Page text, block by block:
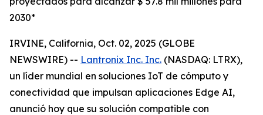
2030*
IRVINE, California, Oct. 02, 2025 (GLOBE
NEWSWIRE) -- Lantronix Inc. Inc. (NASDAQ: LTRX),
un líder mundial en soluciones IoT de cómputo y
conectividad que impulsan aplicaciones Edge AI,
anunció hoy que su solución compatible con